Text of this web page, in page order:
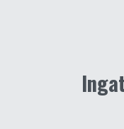
Energetikai tanusítvány
Amennyiben a 2002-es
található ingatlan